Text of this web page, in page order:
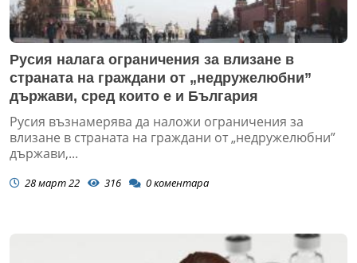
Русия налага ограничения за влизане в
страната на граждани от „недружелюбни”
държави, сред които е и България
Русия възнамерява да наложи ограничения за
влизане в страната на граждани от „недружелюбни”
държави,...
28 март 22 316 0коментара